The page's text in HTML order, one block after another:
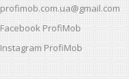
profimob.com.ua@gmail.com
Facebook ProfiMob
Instagram ProfiMob